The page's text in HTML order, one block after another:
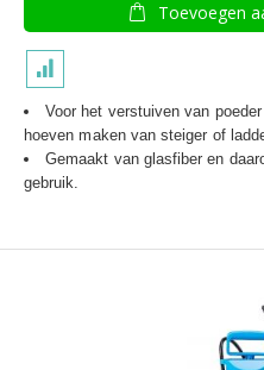
Toevoegen
Voor het verstuiven van
hoeven maken van steiger of
Gemaakt van glasfiber en
gebruik.